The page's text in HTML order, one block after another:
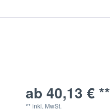
ab 40,13 € **
** inkl. MwSt.